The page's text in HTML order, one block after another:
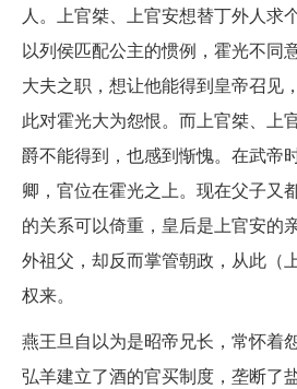
人。上官桀、上官安想替丁外人求
以列侯匹配公主的惯例，霍光不同
大夫之职，想让他能得到皇帝召见
此对霍光大为怨恨。而上官桀、上
爵不能得到，也感到惭愧。在武帝
卿，官位在霍光之上。现在父子又
的关系可以倚重，皇后是上官安的
外祖父，却反而掌管朝政，从此（
权来。
燕王旦自以为是昭帝兄长，常怀着
弘羊建立了酒的官买制度，垄断了